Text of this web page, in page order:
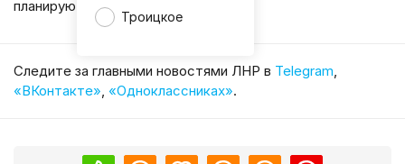
Троицкое
планируют 29 октября.
Cледите за главными новостями ЛНР в Telegram
«ВКонтакте» «Одноклассниках».